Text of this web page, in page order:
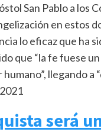
San Pablo a los
en estos
lo eficaz que ha
que “la fe fuese
llegando a
será